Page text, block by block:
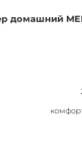
домашний